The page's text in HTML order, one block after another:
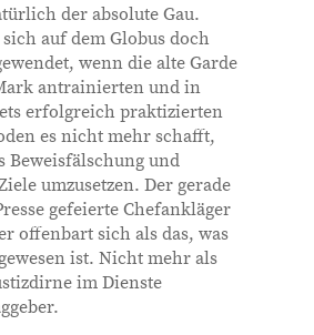
der absolute Gau.
auf dem Globus doch
wenn die alte Garde
antrainierten und in
erfolgreich praktizierten
es nicht mehr schafft,
Beweisfälschung und
umzusetzen. Der gerade
gefeierte Chefankläger
offenbart sich als das, was
ist. Nicht mehr als
im Dienste